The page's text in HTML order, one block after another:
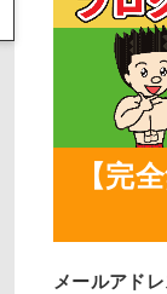
【完
メールアド